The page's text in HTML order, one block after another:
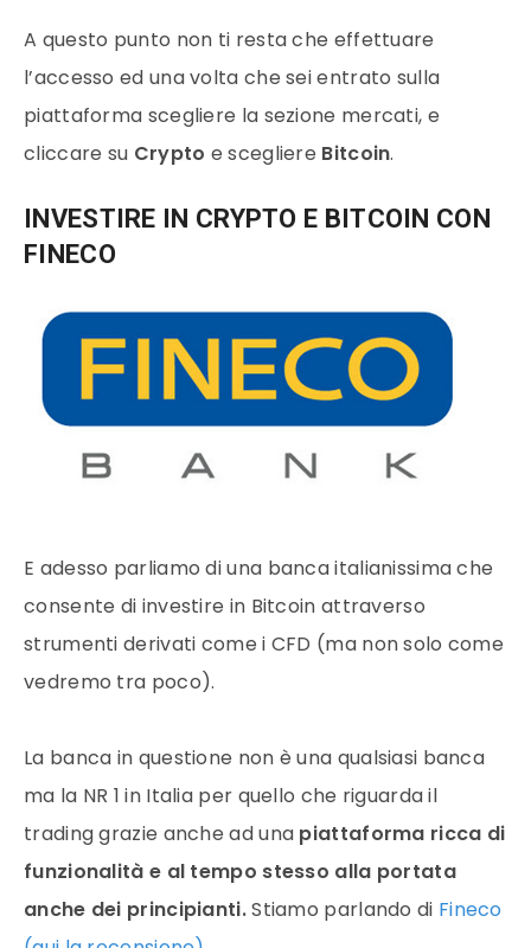
A questo punto non ti resta che effettuare
l’accesso ed una volta che sei entrato sulla
piattaforma scegliere la sezione mercati, e
cliccare su Crypto e scegliere Bitcoin.
INVESTIRE IN CRYPTO E BITCOIN CON
FINECO
E adesso parliamo di una banca italianissima che
consente di investire in Bitcoin attraverso
strumenti derivati come i CFD (ma non solo come
vedremo tra poco).
La banca in questione non è una qualsiasi banca
ma la NR 1 in Italia per quello che riguarda il
trading grazie anche ad una piattaforma ricca di
funzionalità e al tempo stesso alla portata
anche dei principianti.Stiamo parlando di Fineco